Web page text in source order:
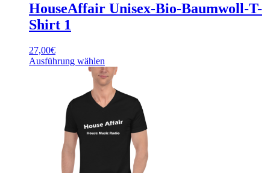
HouseAffair Unisex-Bio-Baumwoll-T-
Shirt 1
27,00€
Ausführung wählen
Produkt
weist
mehrere
Varianten
Die
Optionen
können